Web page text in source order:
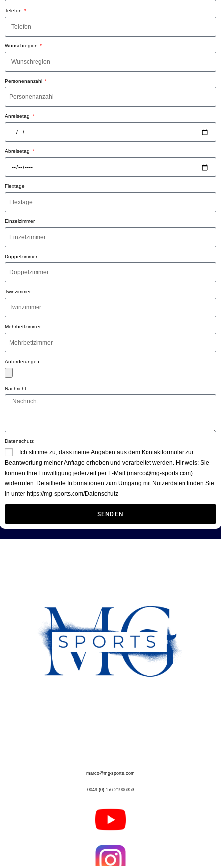
Telefon
Wunschregion
Personenanzahl
Anreisetag
Abreisetag
Flextage
Einzelzimmer
Doppelzimmer
Twinzimmer
Mehrbettzimmer
Anforderungen
Nachricht
Datenschutz
Ich stimme zu, dass meine Angaben aus dem Kontaktformular zur
Beantwortung meiner Anfrage erhoben und verarbeitet werden. Hinweis: Sie
können Ihre Einwilligung jederzeit per E-Mail (marco@mg-sports.com)
widerrufen. Detaillierte Informationen zum Umgang mit Nutzerdaten finden Sie
in unter https://mg-sports.com/Datenschutz
SENDEN
marco@mg-sports.com
0049 (0) 176-21906353